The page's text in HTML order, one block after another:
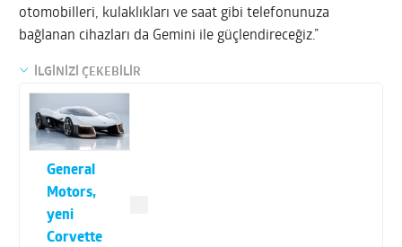
otomobilleri, kulaklıkları ve saat gibi telefonunuza
bağlanan cihazları da Gemini ile güçlendireceğiz.”
İLGİNİZİ ÇEKEBİLİR
General
Motors,
yeni
Corvette